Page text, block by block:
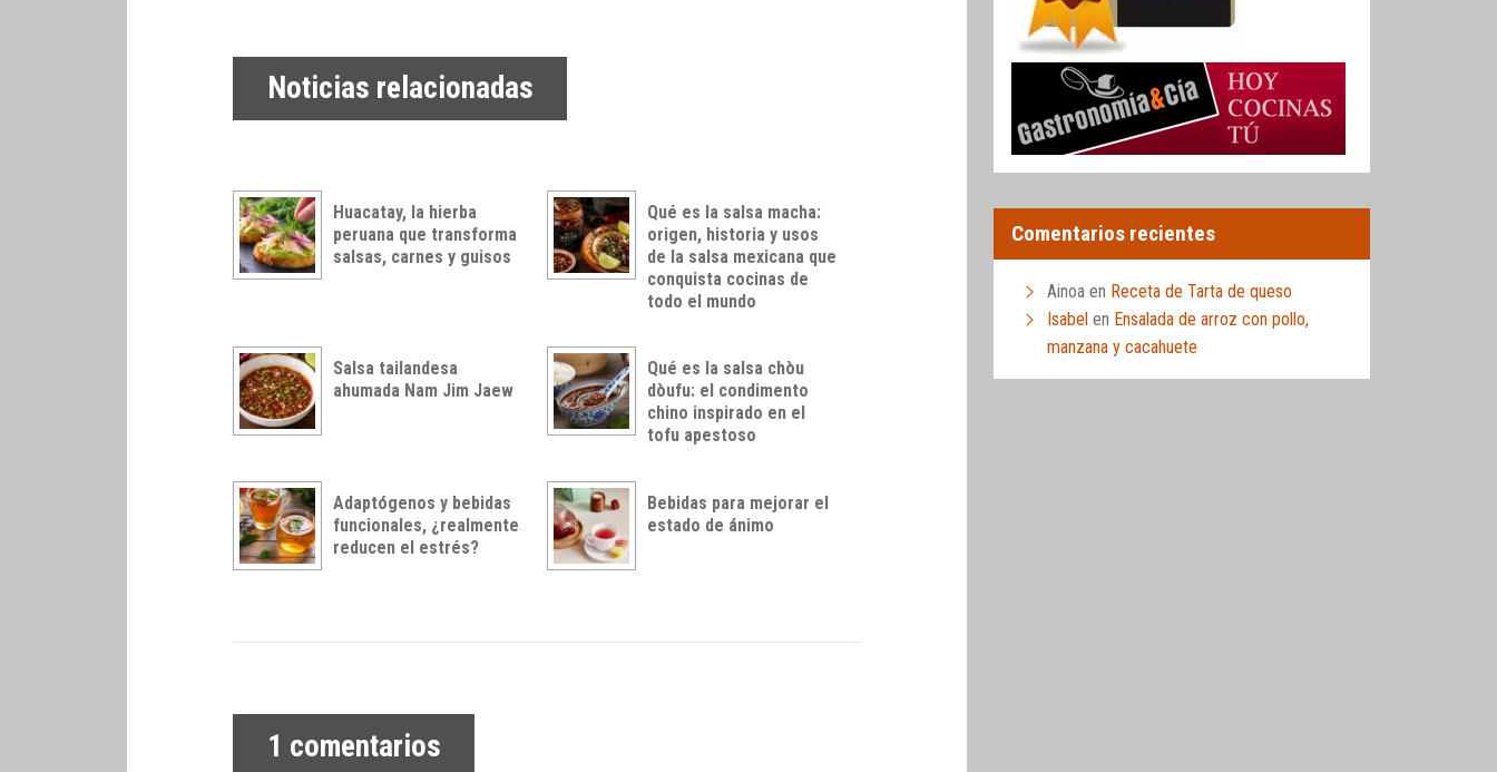
Noticias relacionadas
Huacatay, la hierba
peruana que transforma
salsas, carnes y guisos
Qué es la salsa macha:
origen, historia y usos
de la salsa mexicana que
conquista cocinas de
todo el mundo
Salsa tailandesa
ahumada Nam Jim Jaew
Qué es la salsa chòu
dòufu: el condimento
chino inspirado en el
tofu apestoso
Adaptógenos y bebidas
funcionales, ¿realmente
reducen el estrés?
Bebidas para mejorar el
estado de ánimo
1 comentarios
Comentarios recientes
Ainoa en Receta de Tarta de queso
Isabel en Ensalada de arroz con pollo,
manzana y cacahuete